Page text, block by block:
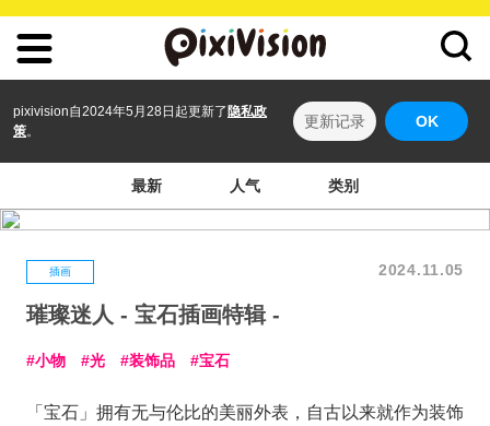
pixivision自2024年5月28日起更新了 隐私政
策。
更新记录 OK
最新 人气 类别
插画 2024.11.05
璀璨迷人 - 宝石插画特辑 -
小物 光 装饰品 宝石
「宝石」拥有无与伦比的美丽外表，自古以来就作为装饰